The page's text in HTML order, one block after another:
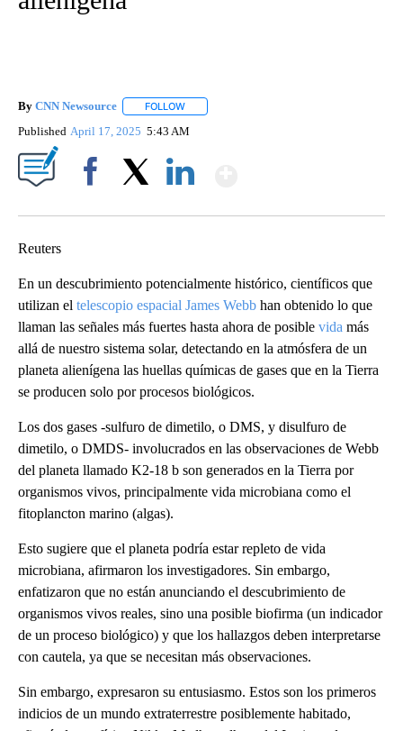
By CNN Newsource FOLLOW
Published April 17, 2025 5:43 AM
Reuters
En un descubrimiento potencialmente histórico, científicos que
utilizan el telescopio espacial James Webb han obtenido lo que
llaman las señales más fuertes hasta ahora de posible vida más
allá de nuestro sistema solar, detectando en la atmósfera de un
planeta alienígena las huellas químicas de gases que en la Tierra
se producen solo por procesos biológicos.
Los dos gases -sulfuro de dimetilo, o DMS, y disulfuro de
dimetilo, o DMDS- involucrados en las observaciones de Webb
del planeta llamado K2-18 b son generados en la Tierra por
organismos vivos, principalmente vida microbiana como el
fitoplancton marino (algas).
Esto sugiere que el planeta podría estar repleto de vida
microbiana, afirmaron los investigadores. Sin embargo,
enfatizaron que no están anunciando el descubrimiento de
organismos vivos reales, sino una posible biofirma (un indicador
de un proceso biológico) y que los hallazgos deben interpretarse
con cautela, ya que se necesitan más observaciones.
Sin embargo, expresaron su entusiasmo. Estos son los primeros
indicios de un mundo extraterrestre posiblemente habitado,